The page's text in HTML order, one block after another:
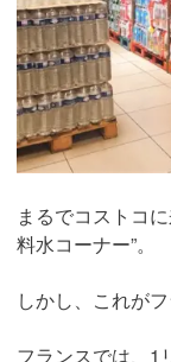
まるでコストコ
料水コーナー”。
しかし、これが
フランスでは、1